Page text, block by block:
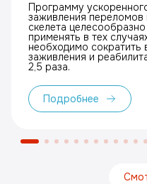
Программу
заживления переломов
скелета целесообразно
применять в тех
необходимо сократить
заживления и реабилитации в 2–
2,5 раза.
Подробнее